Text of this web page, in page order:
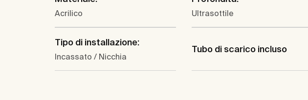
Acrilico Ultrasottile
Tipo di installazione:
Incassato / Nicchia
Tubo di scarico incluso